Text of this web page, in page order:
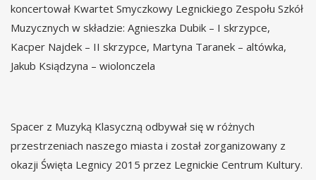
koncertował Kwartet Smyczkowy Legnickiego Zespołu Szkół
Muzycznych w składzie: Agnieszka Dubik – I skrzypce,
Kacper Najdek – II skrzypce, Martyna Taranek – altówka,
Jakub Ksiądzyna – wiolonczela
Spacer z Muzyką Klasyczną odbywał się w różnych
przestrzeniach naszego miasta i został zorganizowany z
okazji Święta Legnicy 2015 przez Legnickie Centrum Kultury.